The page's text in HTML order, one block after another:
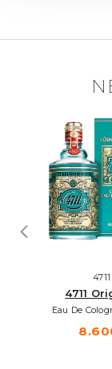
4711
4711
Eau De